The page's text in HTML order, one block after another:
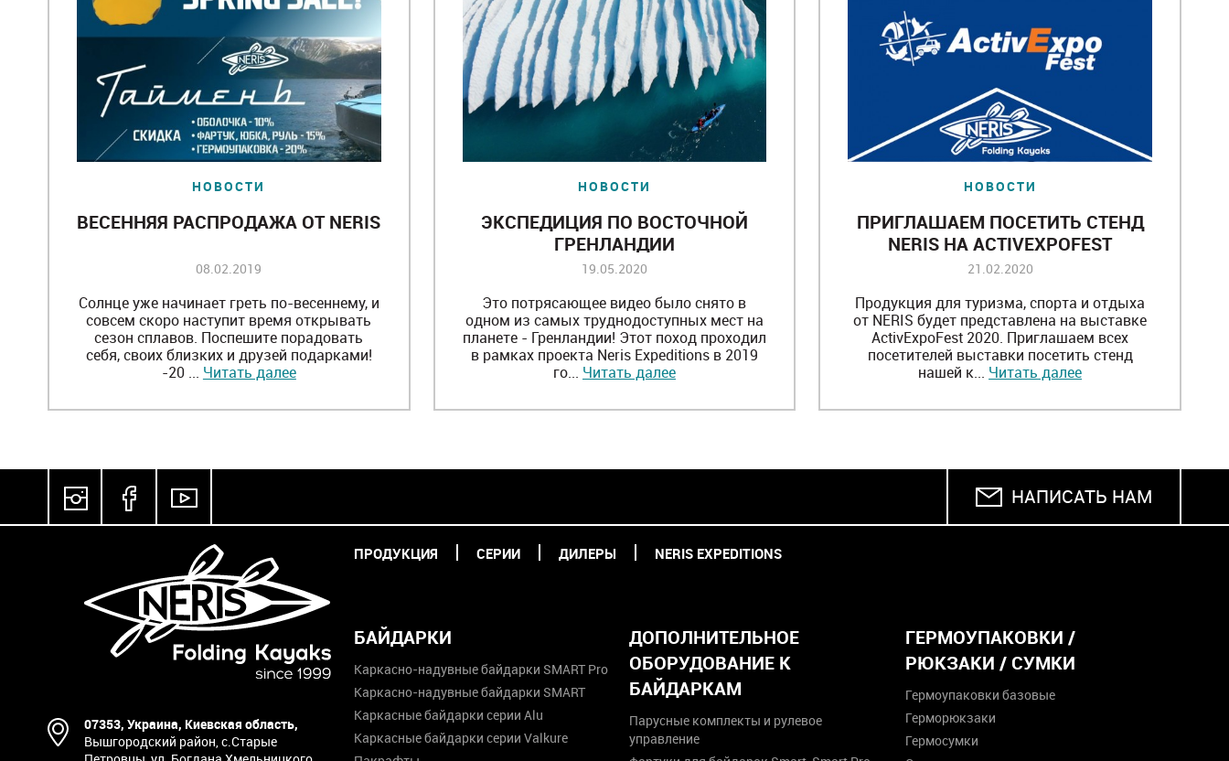
НОВОСТИ
ВЕСЕННЯЯ РАСПРОДАЖА ОТ NERIS
08.02.2019
Солнце уже начинает греть по-весеннему, и
совсем скоро наступит время открывать
сезон сплавов. Поспешите порадовать
себя, своих близких и друзей подарками!
-20 ... Читать далее
НОВОСТИ
ЭКСПЕДИЦИЯ ПО ВОСТОЧНОЙ
ГРЕНЛАНДИИ
19.05.2020
Это потрясающее видео было снято в
одном из самых труднодоступных мест на
планете - Гренландии! Этот поход проходил
в рамках проекта Neris Expeditions в 2019
го... Читать далее
НОВОСТИ
ПРИГЛАШАЕМ ПОСЕТИТЬ СТЕНД
NERIS НА ACTIVEXPOFEST
21.02.2020
Продукция для туризма, спорта и отдыха
от NERIS будет представлена ​​на выставке
ActivExpoFest 2020. Приглашаем всех
посетителей выставки посетить стенд
нашей к... Читать далее
НАПИСАТЬ НАМ
07353, Украина, Киевская область,
Вышгородский район, с.Старые
ПРОДУКЦИЯ СЕРИИ ДИЛЕРЫ NERIS EXPEDITIONS
БАЙДАРКИ
Каркасно-надувные байдарки SMART Pro
Каркасно-надувные байдарки SMART
Каркасные байдарки серии Alu
Каркасные байдарки серии Valkure
ДОПОЛНИТЕЛЬНОЕ
ОБОРУДОВАНИЕ К
БАЙДАРКАМ
Парусные комплекты и рулевое
управление
ГЕРМОУПАКОВКИ /
РЮКЗАКИ / СУМКИ
Гермоупаковки базовые
Герморюкзаки
Гермосумки